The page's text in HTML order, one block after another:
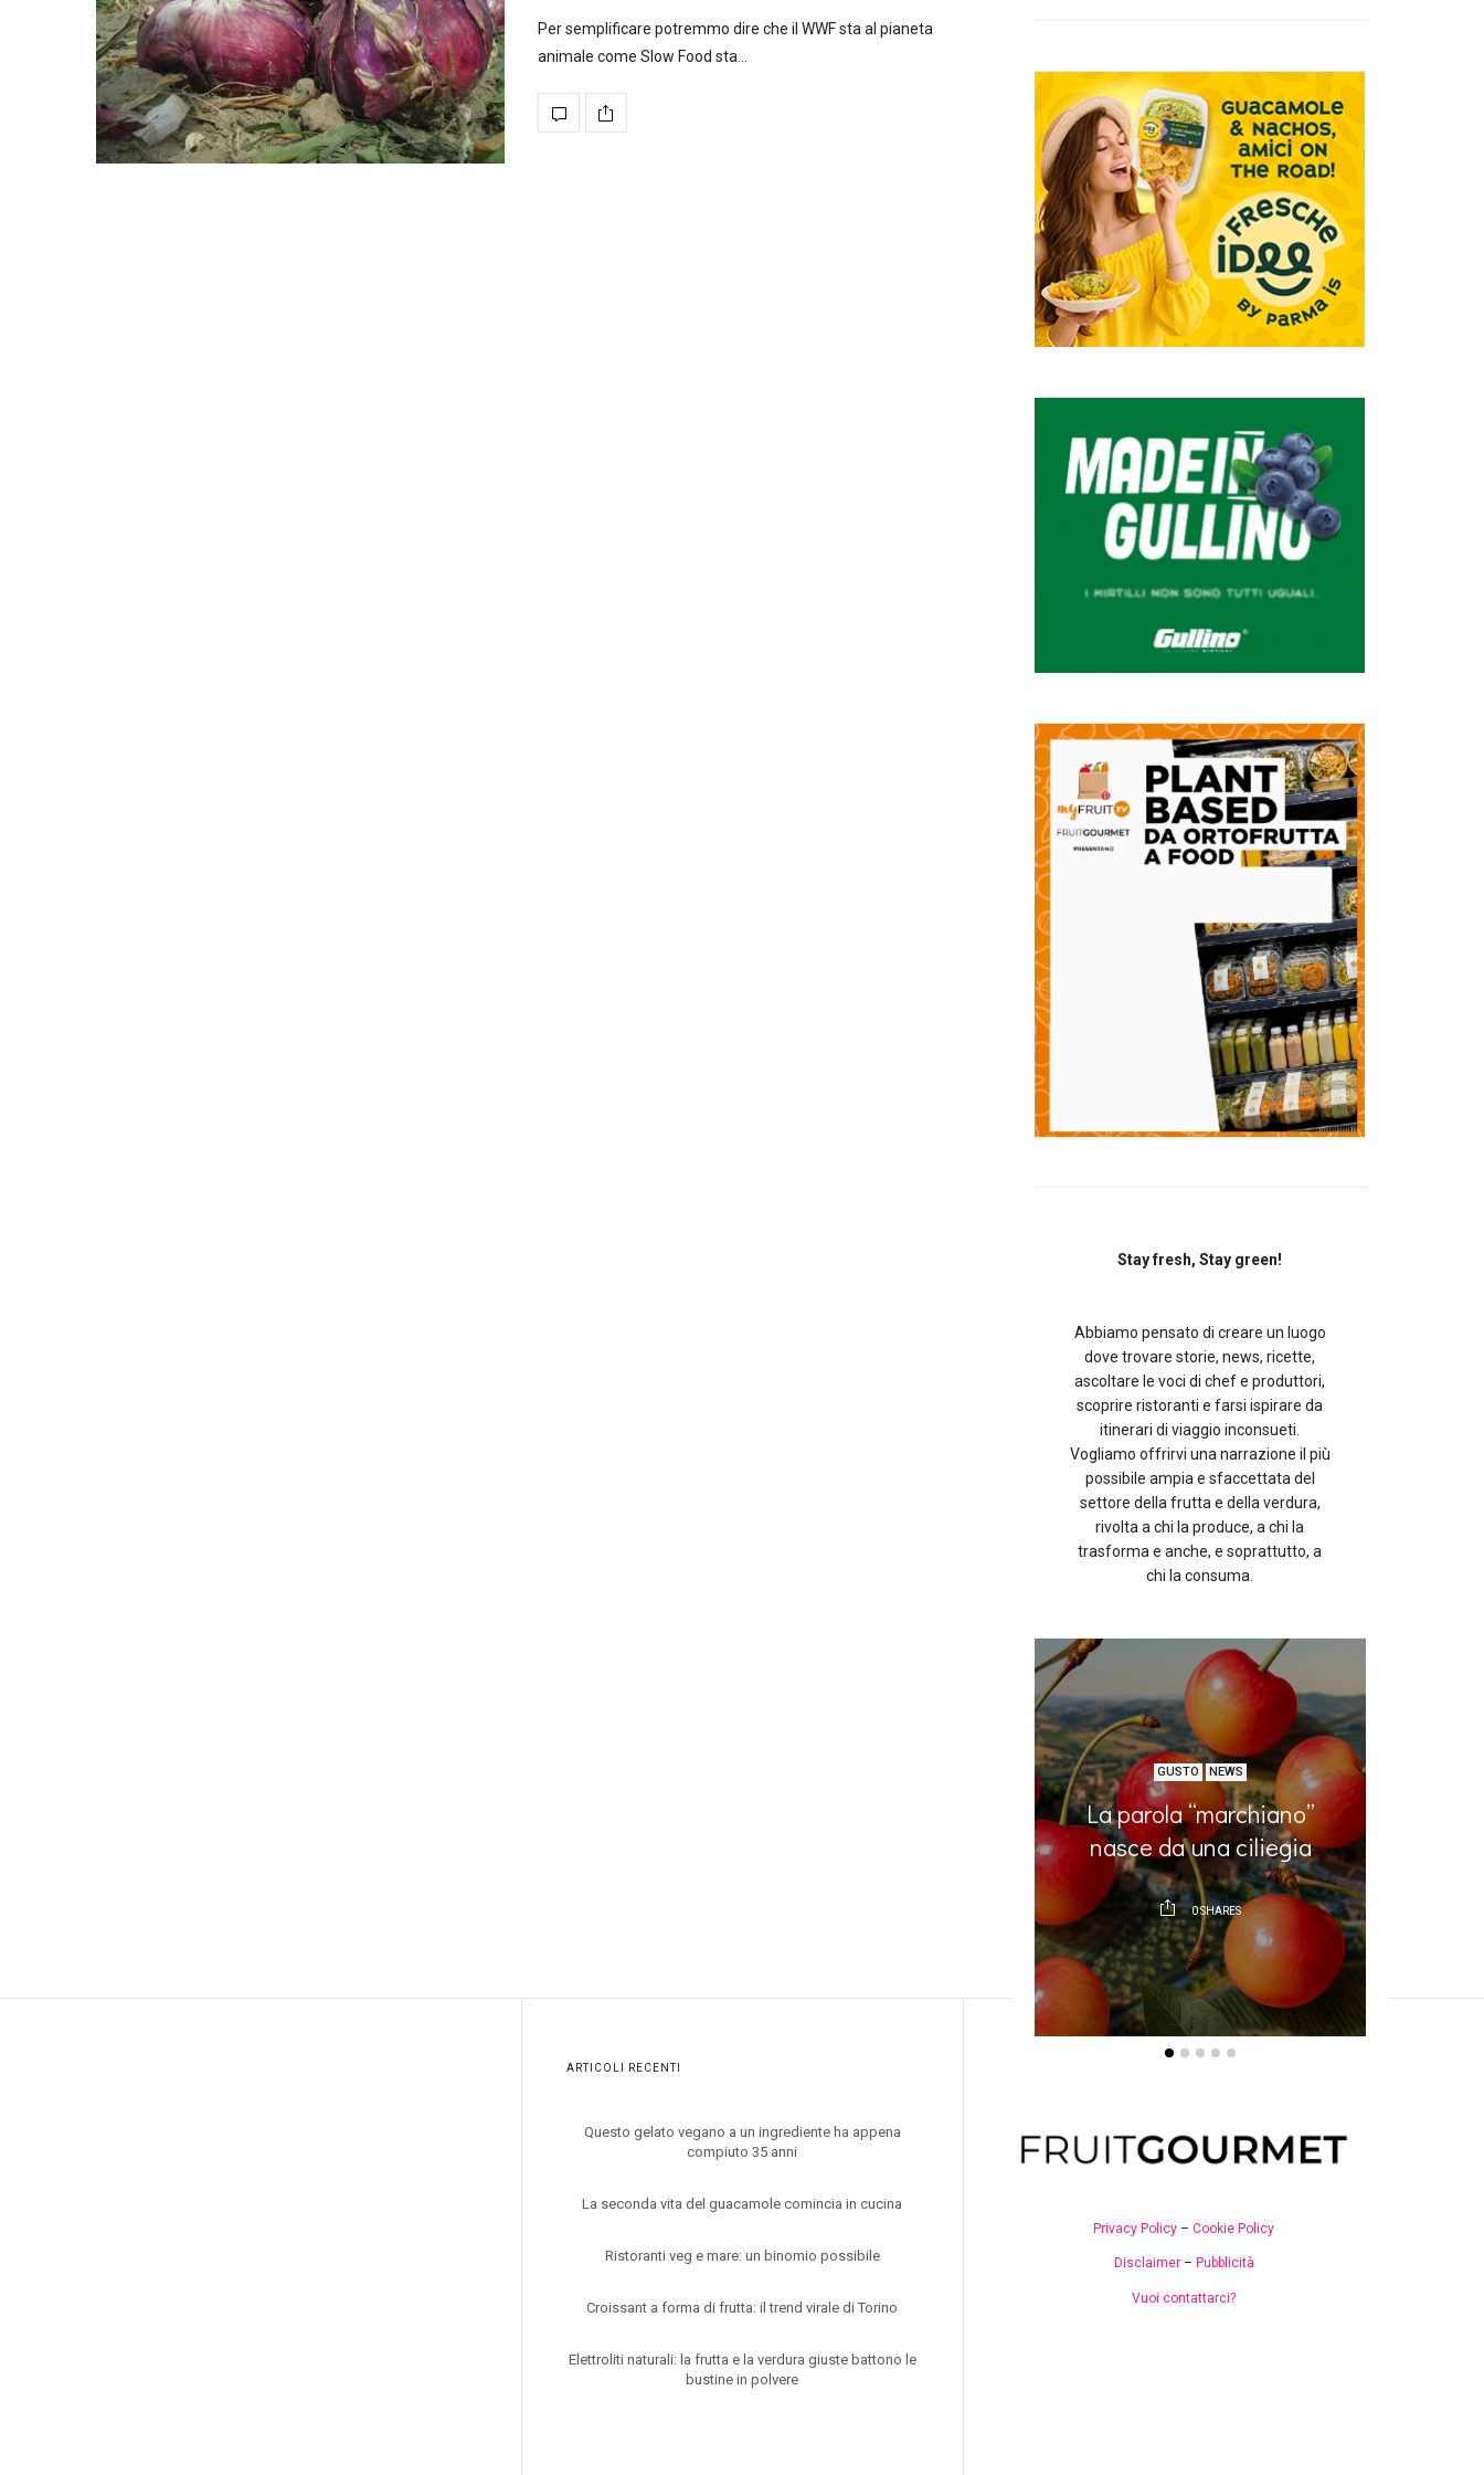
Per semplificare potremmo dire che il WWF sta al pianeta
animale come Slow Food sta…
Stay fresh, Stay green!
Abbiamo pensato di creare un luogo
dove trovare storie, news, ricette,
ascoltare le voci di chef e produttori,
scoprire ristoranti e farsi ispirare da
itinerari di viaggio inconsueti.
Vogliamo offrirvi una narrazione il più
possibile ampia e sfaccettata del
settore della frutta e della verdura,
rivolta a chi la produce, a chi la
trasforma e anche, e soprattutto, a
chi la consuma.
GUSTO NEWS
La parola “marchiano”
nasce da una ciliegia
0SHARES
ARTICOLI RECENTI
Questo gelato vegano a un ingrediente ha appena
compiuto 35 anni
La seconda vita del guacamole comincia in cucina
Ristoranti veg e mare: un binomio possibile
Croissant a forma di frutta: il trend virale di Torino
Elettroliti naturali: la frutta e la verdura giuste battono le
bustine in polvere
Privacy Policy –Cookie Policy
Disclaimer– Pubblicità
Vuoi contattarci?